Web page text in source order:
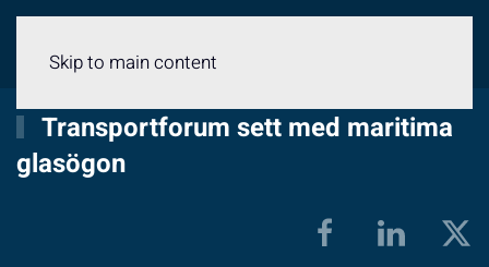
Skip to main content
Transportforum sett med maritima
glasögon